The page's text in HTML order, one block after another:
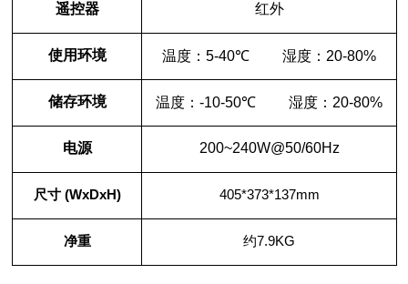
遥控器 红外
使用环境 温度：5-40℃ 湿度： 20-80%
储存环境 温度：-10-50℃ 湿度： 20-80%
电源 200~240W@50/60Hz
尺寸(WxDxH) 405*373*137mm
净重 约7.9KG